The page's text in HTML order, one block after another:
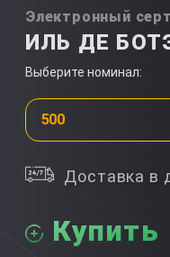
Электронный
ИЛЬ ДЕ
Выберите номинал:
500
Доставка в
Купить